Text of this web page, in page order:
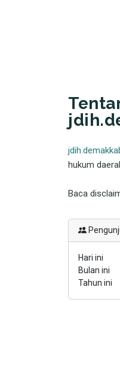
hukum
Baca
Hari ini
Bulan ini
Tahun ini